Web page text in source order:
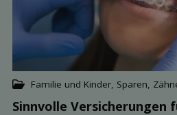
Familie und Kinder Sparen
Sinnvolle Versicher­ungen